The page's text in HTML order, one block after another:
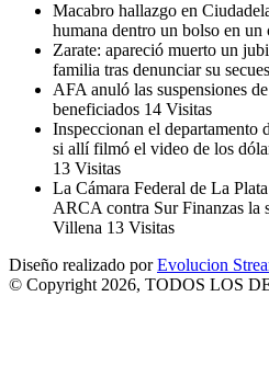
Macabro hallazgo en
humana dentro un bolso en un
Zarate: apareció muerto un
familia tras denunciar su
AFA anuló las suspensiones
beneficiados 14 Visitas
Inspeccionan el departamento
si allí filmó el video de los
13 Visitas
La Cámara Federal de La
ARCA contra Sur Finanzas la
Villena 13 Visitas
Diseño realizado porEvolucion
© Copyright 2026, TODOS LOS